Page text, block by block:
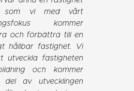
som vi med vårt
kommer
och förbättra till en
hållbar fastighet. Vi
utveckla fastigheten
och kommer
del av utvecklingen